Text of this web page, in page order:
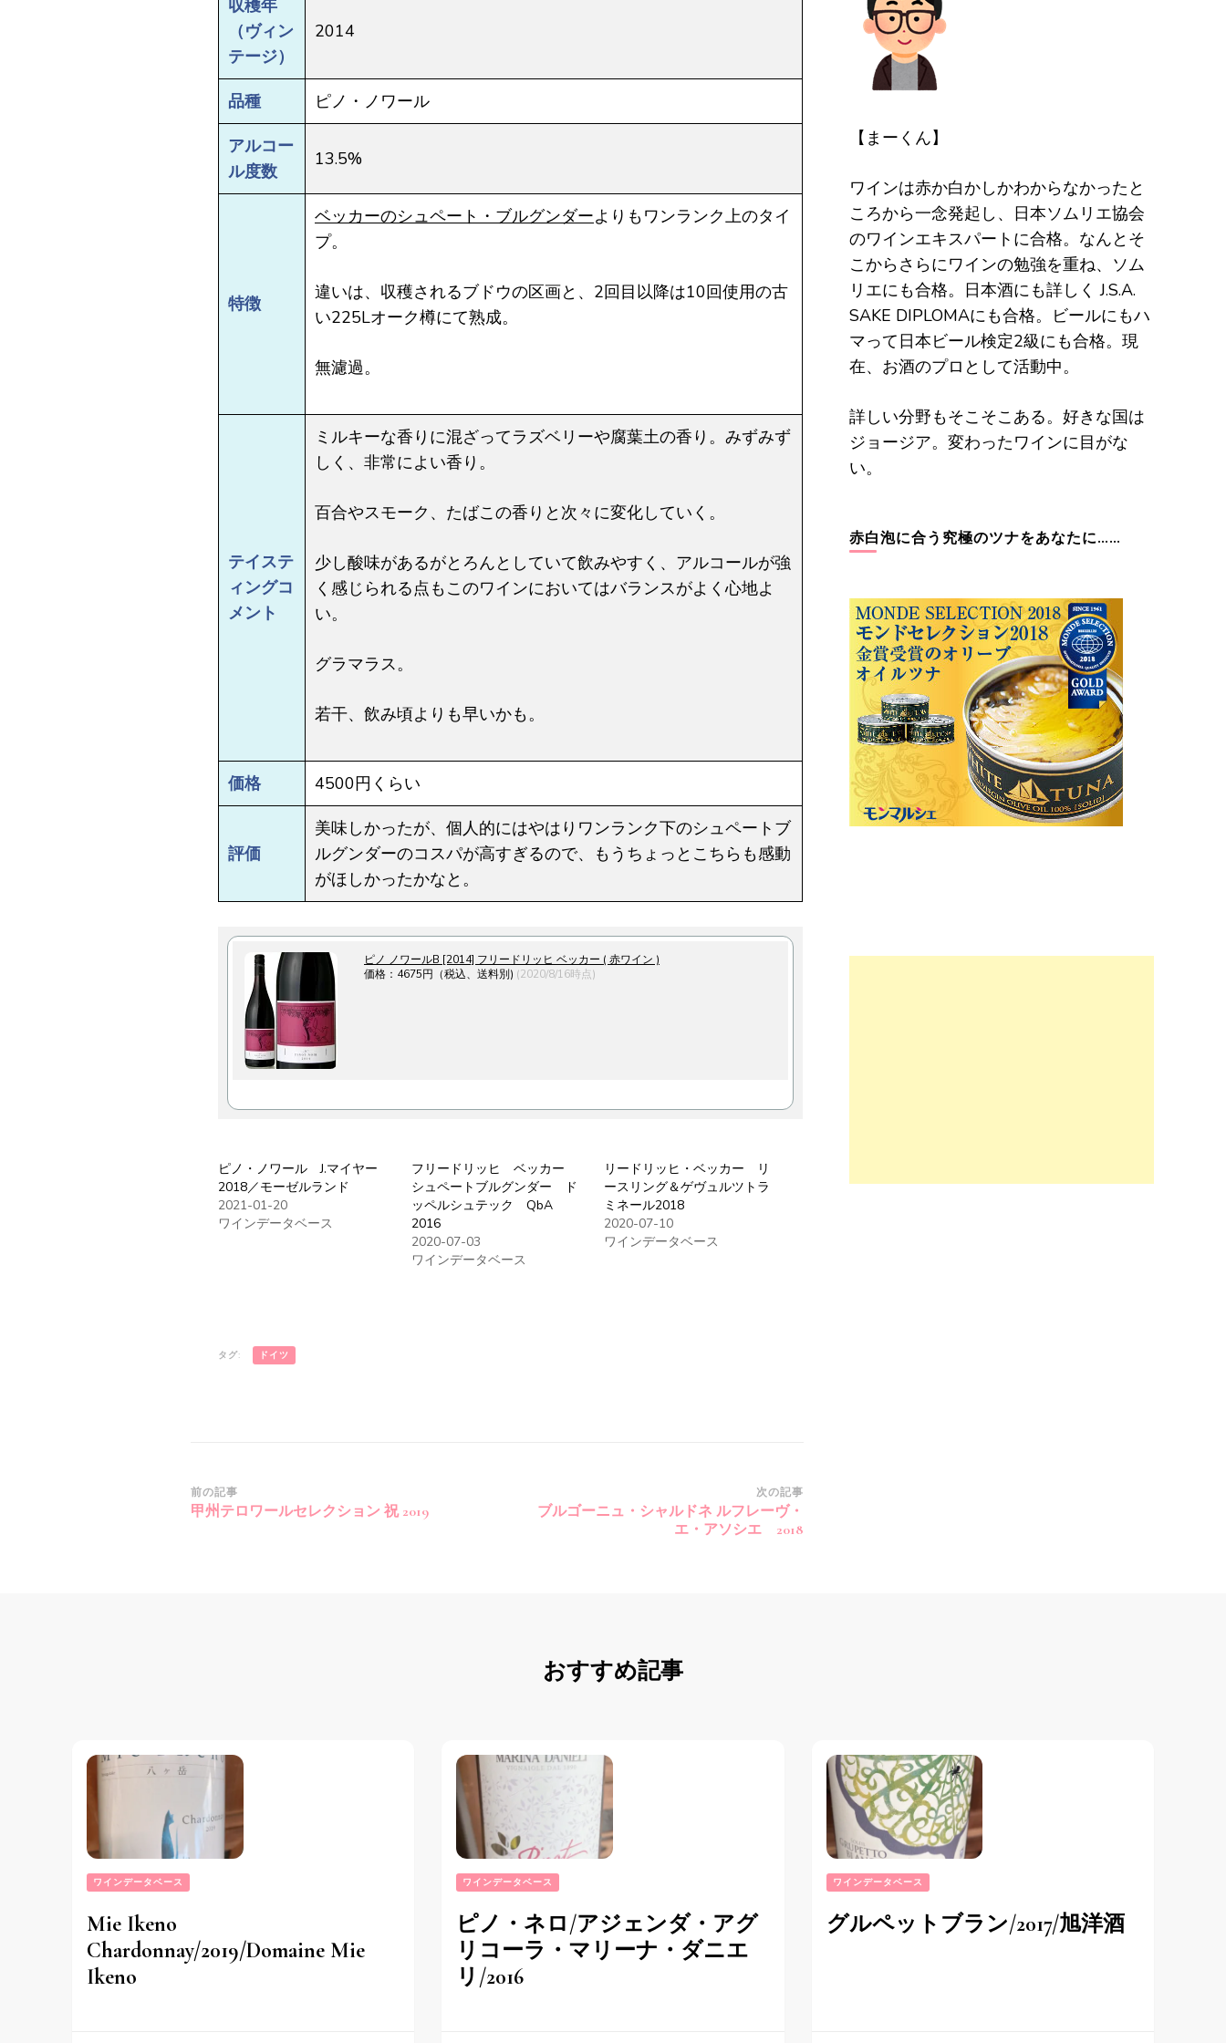
収穫年
（ヴィン
テージ）
2014
品種 ピノ・ノワール
アルコー
ル度数
13.5%
特徴
ベッカーのシュペート・ブルグンダーよりもワンランク上のタイ
プ。
違いは、収穫されるブドウの区画と、2回目以降は10回使用の古
い225Lオーク樽にて熟成。
無濾過。
テイステ
ィングコ
メント
ミルキーな香りに混ざってラズベリーや腐葉土の香り。みずみず
しく、非常によい香り。
百合やスモーク、たばこの香りと次々に変化していく。
少し酸味があるがとろんとしていて飲みやすく、アルコールが強
く感じられる点もこのワインにおいてはバランスがよく心地よ
い。
グラマラス。
若干、飲み頃よりも早いかも。
価格 4500円くらい
評価
美味しかったが、個人的にはやはりワンランク下のシュペートブ
ルグンダーのコスパが高すぎるので、もうちょっとこちらも感動
がほしかったかなと。
ピノ ノワールB [2014] フリードリッヒ ベッカー ( 赤ワイン )
価格：4675円（税込、送料別) (2020/8/16時点)
ピノ・ノワール J.マイヤー
2018／モーゼルランド
2021-01-20
ワインデータベース
フリードリッヒ ベッカー
シュペートブルグンダー ド
ッペルシュテック QbA
2016
2020-07-03
ワインデータベース
リードリッヒ・ベッカー リ
ースリング＆ゲヴュルツトラ
ミネール2018
2020-07-10
ワインデータベース
タグ: ドイツ
投
稿
前の記事
甲州テロワールセレクション 祝 2019
次の記事
ブルゴーニュ・シャルドネ ルフレーヴ・
エ・アソシエ 2018
【まーくん】
ワインは赤か白かしかわからなかったと
ころから一念発起し、日本ソムリエ協会
のワインエキスパートに合格。なんとそ
こからさらにワインの勉強を重ね、ソム
リエにも合格。日本酒にも詳しく J.S.A.
SAKE DIPLOMAにも合格。ビールにもハ
マって日本ビール検定2級にも合格。現
在、お酒のプロとして活動中。
詳しい分野もそこそこある。好きな国は
ジョージア。変わったワインに目がな
い。
赤白泡に合う究極のツナをあなたに……
おすすめ記事
ワインデータベース
Mie Ikeno
Chardonnay/2019/Domaine Mie
Ikeno
ワインデータベース
ピノ・ネロ/アジェンダ・アグ
リコーラ・マリーナ・ダニエ
リ/2016
ワインデータベース
グルペットブラン/2017/旭洋酒